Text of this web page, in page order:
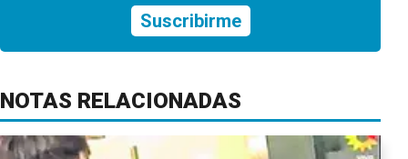
Suscribirme
NOTAS RELACIONADAS